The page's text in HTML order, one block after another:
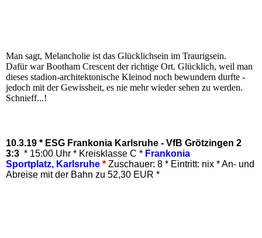
Man sagt, Melancholie ist das Glücklichsein im Traurigsein.
Dafür war Bootham Crescent der richtige Ort. Glücklich, weil man
dieses stadion-architektonische Kleinod noch bewundern durfte -
jedoch mit der Gewissheit, es nie mehr wieder sehen zu werden.
Schnieff...!
10.3.19 * ESG Frankonia Karlsruhe - VfB Grötzingen 2
3:3 * 15:00 Uhr * Kreisklasse C * Frankonia
Sportplatz, Karlsruhe * Zuschauer: 8 * Eintritt: nix *An- und
Abreise mit der Bahn zu 52,30 EUR *